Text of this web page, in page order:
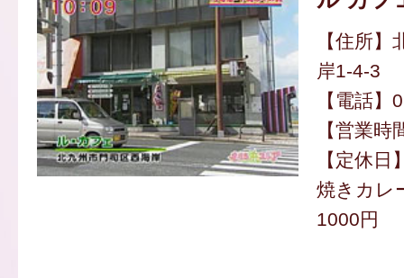
【住所
岸1-4-3
【電話
【営業
【定休日
焼きカレ
1000円